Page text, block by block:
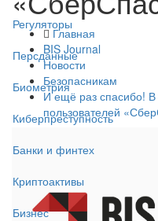
Регуляторы
Персданные
Биометрия
Киберпреступность
Банки и финтех
Криптоактивы
Бизнес
Главная
BIS Journal
Новости
Безопасникам
И ещё раз спасибо! В
пользователей